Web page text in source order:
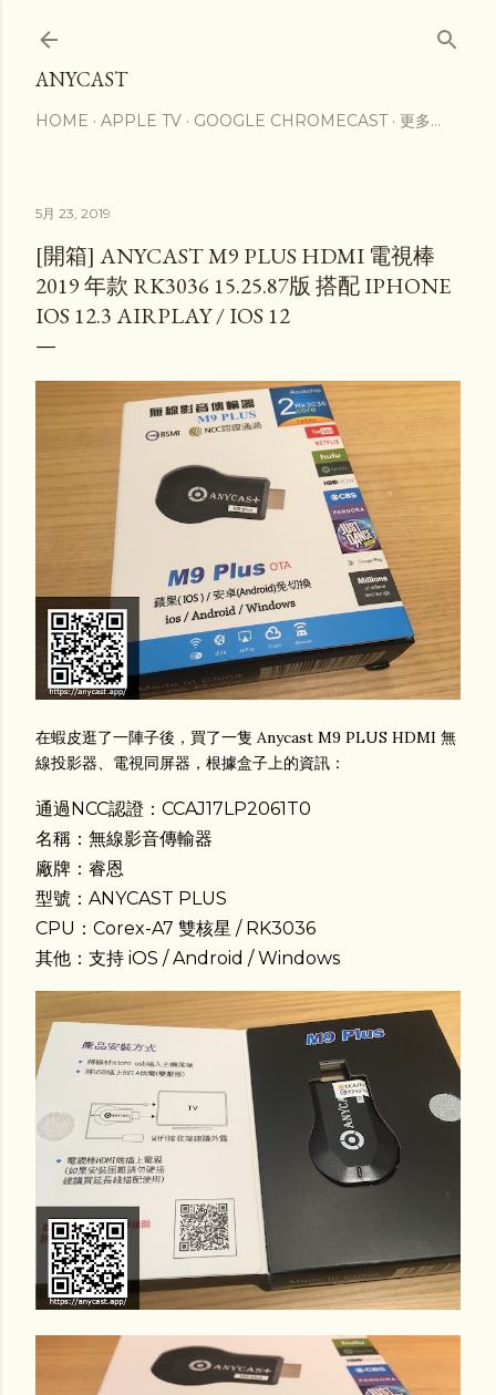
ANYCAST
HOME APPLE TV GOOGLE CHROMECAST 更多…
5月 23, 2019
[開箱] ANYCAST M9 PLUS HDMI 電視棒
2019 年款 RK3036 15.25.87版 搭配 IPHONE
IOS 12.3 AIRPLAY / IOS 12
在蝦皮逛了一陣子後，買了一隻 Anycast M9 PLUS HDMI 無
線投影器、電視同屏器，根據盒子上的資訊：
通過NCC認證：CCAJ17LP2061T0
名稱：無線影音傳輸器
廠牌：睿恩
型號：ANYCAST PLUS
CPU：Corex-A7 雙核星 / RK3036
其他：支持 iOS / Android / Windows